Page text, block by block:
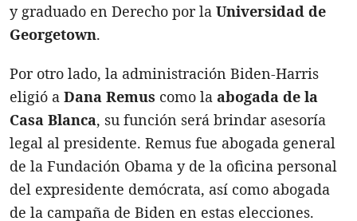
y graduado en Derecho por la Universidad de
Georgetown.
Por otro lado, la administración Biden-Harris
eligió a Dana Remus como la abogada de la
Casa Blanca, su función será brindar asesoría
legal al presidente. Remus fue abogada general
de la Fundación Obama y de la oficina personal
del expresidente demócrata, así como abogada
de la campaña de Biden en estas elecciones.